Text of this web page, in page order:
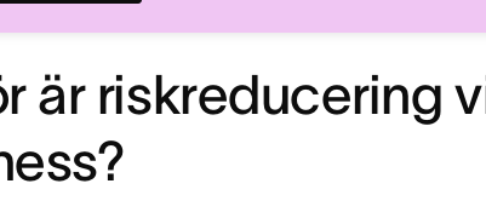
är riskreducering